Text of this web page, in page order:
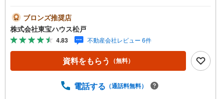
です！【営業時間9:00～21:00】ご見学希望のお客様:右上
の「室内・現地を見学する」をクリックして下さい。資料
請求希望のお客様:右上の「資料をもらう」をクリックして
下さい。【東宝ハウス松戸のポイント】（1）不動産のご提
案から資金計画・ライフシミュレーションのご相談・無理
のないライフプラン、提携による低金利住宅ローンのご提
ダー」で見える化します。（2）ご購入後から始まる「専属
ブロンズ推奨店
株式会社東宝ハウス松戸
4.83 不動産会社レビュー 6件
資料をもらう （無料）
電話する （通話料無料）